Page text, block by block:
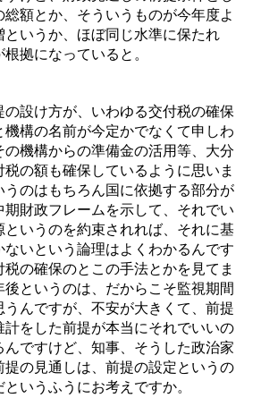
額とか、そういうものが今年度よ
というか、ほぼ同じ水準に保たれ
拠になっていると。
設け方が、いわゆる交付税の確保
構の名前が今定かでなくて申しわ
機構からの準備金の活用等、大分
の額も確保しているように思いま
のはもちろん国に依拠する部分が
財政フレームを示して、それでい
いうのを約束されれば、それに基
いという論理はよくわかるんです
の確保のとこの手法とかを見てま
というのは、だからこそ監視期間
んですが、不安が大きくて、前提
をした前提が本当にそれでいいの
ですけど、知事、そうした政治家
提の見通しは、前提の設定というの
いうふうにお考えですか。